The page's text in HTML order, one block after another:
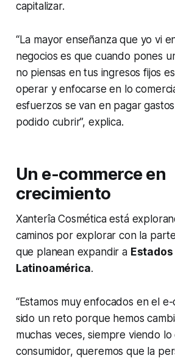
capitalizar.
“La mayor enseñanza que yo vi
negocios es que cuando pones
no piensas en tus ingresos fijos
operar y enfocarse en lo
esfuerzos se van en pagar
podido cubrir”, explica.
Un e-commerce en
crecimiento
Xanterîa Cosmética está
caminos por explorar con la
que planean expandir a
Latinoamérica.
“Estamos muy enfocados en el e-
sido un reto porque hemos
muchas veces, siempre viendo lo
consumidor, queremos que la